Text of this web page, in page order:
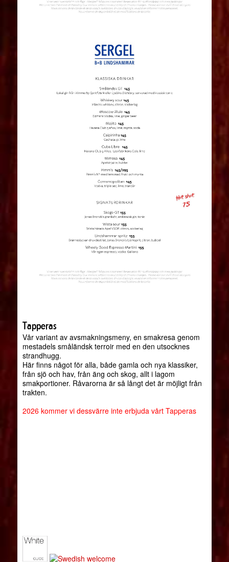
Tapperas
Vår variant av avsmakningsmeny, en smakresa genom
mestadels småländsk terroir med en den utsocknes
strandhugg.
Här finns något för alla, både gamla och nya klassiker,
från sjö och hav, från äng och skog, allt i lagom
smakportioner. Råvarorna är så långt det är möjligt från
trakten.
2026 kommer vi dessvärre inte erbjuda vårt Tapperas